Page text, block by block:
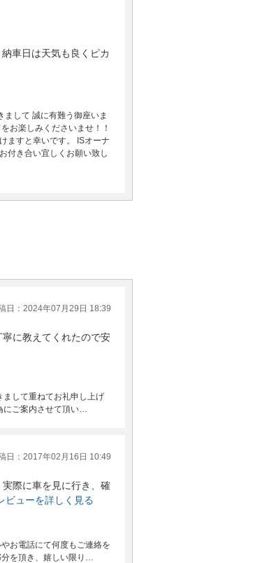
車日は天気も良くピカ
して 誠に有難う御座いま
お楽しみくださいませ！！
ますと幸いです。 ISオーナ
付き合い宜しくお願い致し
日：2024年07月29日 18:39
に教えてくれたので安
して重ねてお礼申し上げ
にご案内させて頂い…
日：2017年02月16日 10:49
際に車を見に行き、確
ビューを詳しく見る
お電話にて何度もご連絡を
分を頂き、嬉しい限り…